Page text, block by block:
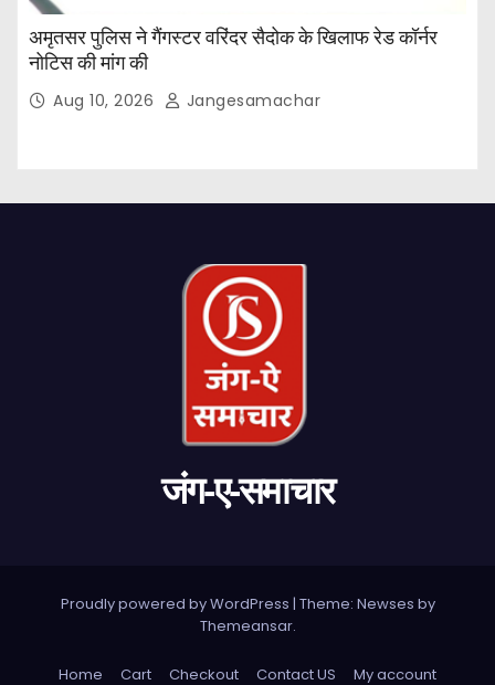
अमृतसर पुलिस ने गैंगस्टर वरिंदर सैदोक के खिलाफ रेड कॉर्नर
नोटिस की मांग की
Aug 10, 2026 Jangesamachar
जंग-ए-समाचार
Proudly powered by WordPress | Theme: Newses by
Themeansar.
Home Cart Checkout Contact US My account